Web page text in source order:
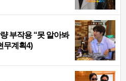
부작용 “못 알아봐
무계획4)